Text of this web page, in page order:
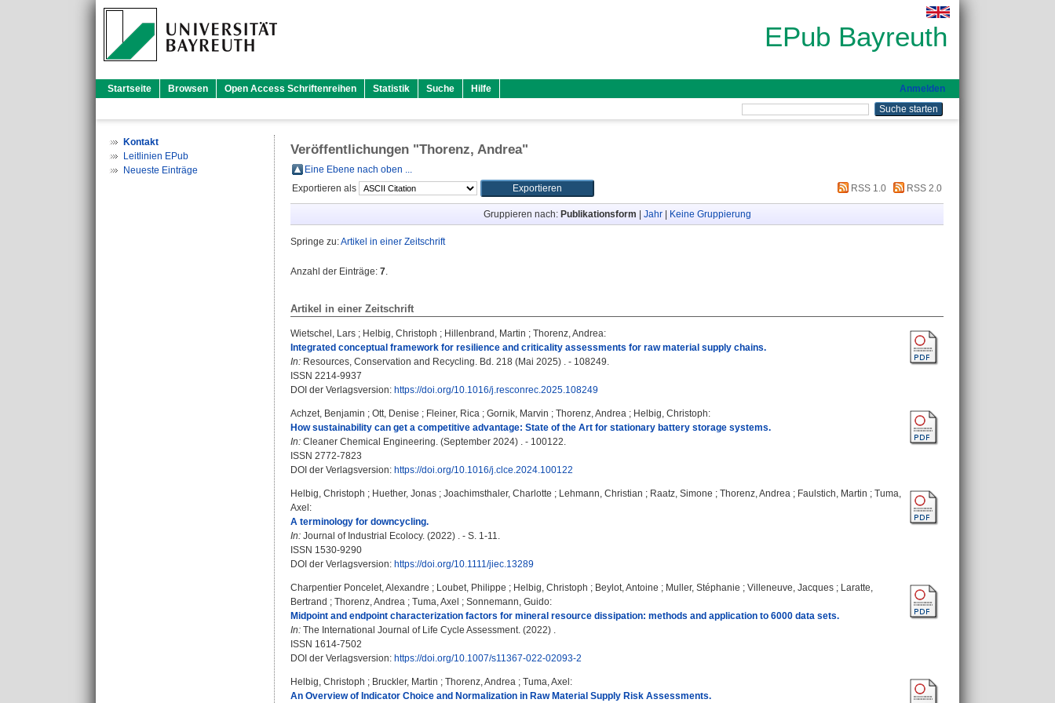
EPub Bayreuth
Startseite Browsen Open Access Schriftenreihen Statistik Suche Hilfe Anmelden
Kontakt
Leitlinien EPub
Neueste Einträge
Veröffentlichungen "Thorenz, Andrea"
Eine Ebene nach oben ...
Exportieren als
RSS 1.0 RSS 2.0
Gruppieren nach: Publikationsform Jahr| Keine Gruppierung
Springe zu:Artikel in einer Zeitschrift
Anzahl der Einträge: 7.
Artikel in einer Zeitschrift
Wietschel, Lars ; Helbig, Christoph ; Hillenbrand, Martin ; Thorenz, Andrea:
Integrated conceptual framework for resilience and criticality assessments for raw material supply chains.
In: Resources, Conservation and Recycling. Bd. 218 (Mai 2025) . - 108249.
ISSN 2214-9937
DOI der Verlagsversion: https://doi.org/10.1016/j.resconrec.2025.108249
Achzet, Benjamin ; Ott, Denise ; Fleiner, Rica ; Gornik, Marvin ; Thorenz, Andrea ; Helbig, Christoph:
How sustainability can get a competitive advantage: State of the Art for stationary battery storage systems.
In: Cleaner Chemical Engineering. (September 2024) . - 100122.
ISSN 2772-7823
DOI der Verlagsversion: https://doi.org/10.1016/j.clce.2024.100122
Helbig, Christoph ; Huether, Jonas ; Joachimsthaler, Charlotte ; Lehmann, Christian ; Raatz, Simone ; Thorenz, Andrea ; Faulstich, Martin ; Tuma,
Axel :
A terminology for downcycling.
In: Journal of Industrial Ecolocy. (2022) . - S. 1-11.
ISSN 1530-9290
DOI der Verlagsversion: https://doi.org/10.1111/jiec.13289
Charpentier Poncelet, Alexandre ; Loubet, Philippe ; Helbig, Christoph ; Beylot, Antoine ; Muller, Stéphanie ; Villeneuve, Jacques ; Laratte,
Bertrand ; Thorenz, Andrea ; Tuma, Axel ; Sonnemann, Guido:
Midpoint and endpoint characterization factors for mineral resource dissipation: methods and application to 6000 data sets.
In: The International Journal of Life Cycle Assessment. (2022) .
ISSN 1614-7502
DOI der Verlagsversion: https://doi.org/10.1007/s11367-022-02093-2
Helbig, Christoph ; Bruckler, Martin ; Thorenz, Andrea ; Tuma, Axel :
An Overview of Indicator Choice and Normalization in Raw Material Supply Risk Assessments.